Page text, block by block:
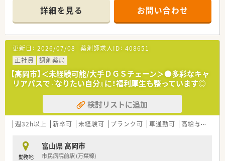
■調剤併設店ならでは！OTC研修もございます。調剤だけではな
くOTCも学びたい方にピッタリ
■複数店舗がございますのでライフイベントにも対応しやすい
大手！魅力的なポイントが沢山ございます
詳細を見る お問い合わせ
更新日： 2026/07/08 薬剤師求人ID： 408651
正社員
調剤薬局
【高岡市】＜未経験可能/大手ＤＧＳチェーン＞●多彩なキャ
リアパスで『なりたい自分』に！福利厚生も整っています◎
検討リストに追加
週32h以上 新卒可 未経験可 ブランク可 車通勤可 高給与(600万円以上)
勤務地
富山県 高岡市
市民病院前駅 (万葉線)